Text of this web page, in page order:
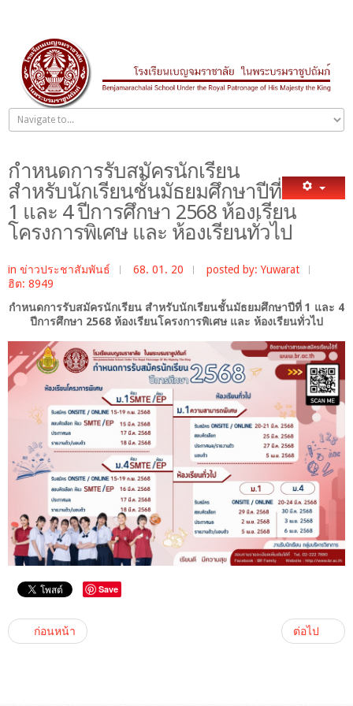
กำหนดการรับสมัครนักเรียน
สำหรับนักเรียนชั้นมัธยมศึกษาปีที่
1 และ 4 ปีการศึกษา 2568 ห้องเรียน
โครงการพิเศษ และ ห้องเรียนทั่วไป
in ข่าวประชาสัมพันธ์ 68. 01. 20
posted by: Yuwarat
ฮิต: 8949
กำหนดการรับสมัครนักเรียน สำหรับนักเรียนชั้นมัธยมศึกษาปีที่ 1 และ 4
ปีการศึกษา 2568 ห้องเรียนโครงการพิเศษ และ ห้องเรียนทั่วไป
Save
ก่อนหน้า ต่อไป